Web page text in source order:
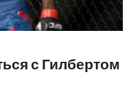
с Гилбертом